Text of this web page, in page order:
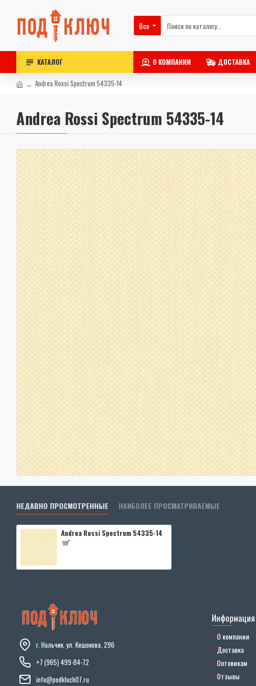
Все
КАТАЛОГ О КОМПАНИИ ДОСТАВКА
Andrea Rossi Spectrum 54335-14
Andrea Rossi Spectrum 54335-14
НЕДАВНО ПРОСМОТРЕННЫЕ НАИБОЛЕЕ ПРОСМАТРИВАЕМЫЕ
Andrea Rossi Spectrum 54335-14
г. Нальчик, ул. Кешокова, 296
+7 (965) 499-84-72
info@podkluch07.ru
Информация
О компании
Доставка
Оптовикам
Отзывы